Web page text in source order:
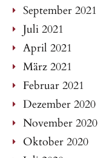
September 2021
Juli 2021
April 2021
März 2021
Februar 2021
Dezember 2020
November 2020
Oktober 2020